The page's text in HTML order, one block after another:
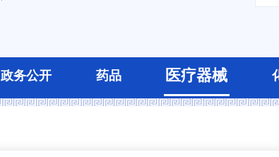
政务公开 药品 医疗器械